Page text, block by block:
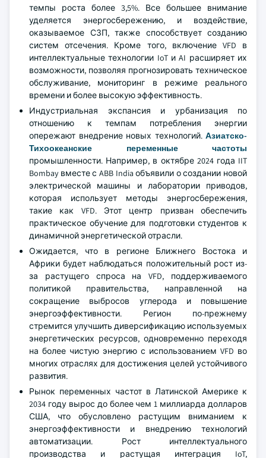
темпы роста более 3,5%. Все большее внимание
уделяется энергосбережению, и воздействие,
оказываемое СЗП, также способствует созданию
систем отсечения. Кроме того, включение VFD в
интеллектуальные технологии IoT и AI расширяет их
возможности, позволяя прогнозировать техническое
обслуживание, мониторинг в режиме реального
времени и более высокую эффективность.
Индустриальная экспансия и урбанизация по
отношению к темпам потребления энергии
опережают внедрение новых технологий. Азиатско-
Тихоокеанские переменные частоты
промышленности. Например, в октябре 2024 года IIT
Bombay вместе с ABB India объявили о создании новой
электрической машины и лаборатории приводов,
которая использует методы энергосбережения,
такие как VFD. Этот центр призван обеспечить
практическое обучение для подготовки студентов к
динамичной энергетической отрасли.
Ожидается, что в регионе Ближнего Востока и
Африки будет наблюдаться положительный рост из-
за растущего спроса на VFD, поддерживаемого
политикой правительства, направленной на
сокращение выбросов углерода и повышение
энергоэффективности. Регион по-прежнему
стремится улучшить диверсификацию используемых
энергетических ресурсов, одновременно переходя
на более чистую энергию с использованием VFD во
многих отраслях для достижения целей устойчивого
развития.
Рынок переменных частот в Латинской Америке к
2034 году вырос до более чем 1 миллиарда долларов
США, что обусловлено растущим вниманием к
энергоэффективности и внедрению технологий
автоматизации. Рост интеллектуального
производства и растущая интеграция IoT,